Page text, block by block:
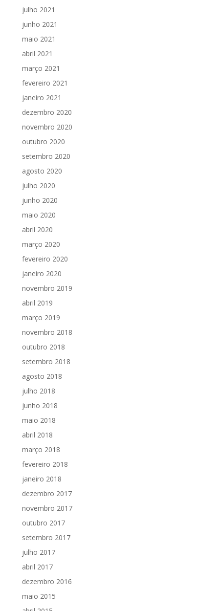
julho 2021
junho 2021
maio 2021
abril 2021
março 2021
fevereiro 2021
janeiro 2021
dezembro 2020
novembro 2020
outubro 2020
setembro 2020
agosto 2020
julho 2020
junho 2020
maio 2020
abril 2020
março 2020
fevereiro 2020
janeiro 2020
novembro 2019
abril 2019
março 2019
novembro 2018
outubro 2018
setembro 2018
agosto 2018
julho 2018
junho 2018
maio 2018
abril 2018
março 2018
fevereiro 2018
janeiro 2018
dezembro 2017
novembro 2017
outubro 2017
setembro 2017
julho 2017
abril 2017
dezembro 2016
maio 2015